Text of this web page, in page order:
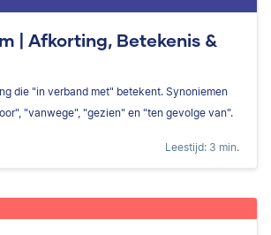
| Afkorting, Betekenis &
die "in verband met" betekent. Synoniemen
"vanwege", "gezien" en "ten gevolge van".
Leestijd: 3 min.